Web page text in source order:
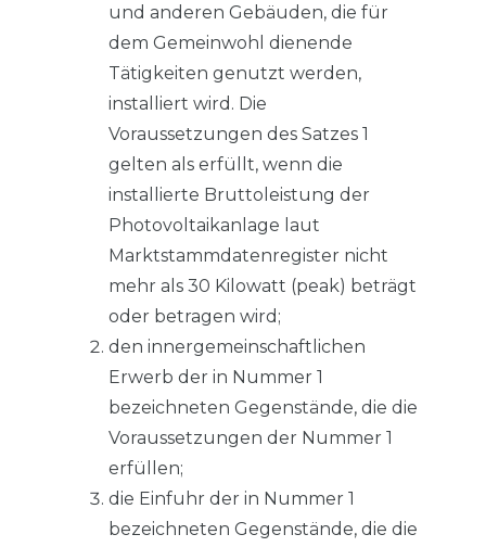
und anderen Gebäuden, die für
dem Gemeinwohl dienende
Tätigkeiten genutzt werden,
installiert wird. Die
Voraussetzungen des Satzes 1
gelten als erfüllt, wenn die
installierte Bruttoleistung der
Photovoltaikanlage laut
Marktstammdatenregister nicht
mehr als 30 Kilowatt (peak) beträgt
oder betragen wird;
den innergemeinschaftlichen
Erwerb der in Nummer 1
bezeichneten Gegenstände, die die
Voraussetzungen der Nummer 1
erfüllen;
die Einfuhr der in Nummer 1
bezeichneten Gegenstände, die die